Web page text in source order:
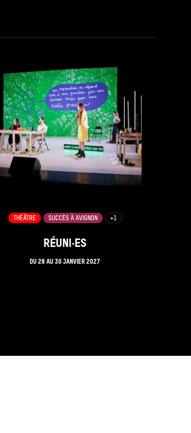
RÉUNI·ES
DU28 AU30 JANVIER 2027
THÉÂTRE SUCCÈS À AVIGNON +1